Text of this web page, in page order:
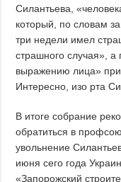
Силантьева,
который, по словам
три недели имел
страшного случая», а
выражению лица»
Интересно, изо рта
В итоге собрание
обратиться в
увольнение
июня сего года
«Запорожский